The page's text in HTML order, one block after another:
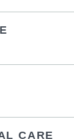
CARE